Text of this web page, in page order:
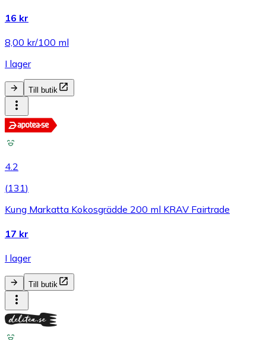
16 kr
8,00 kr/100 ml
I lager
Till butik
4.2
(131)
Kung Markatta Kokosgrädde 200 ml KRAV Fairtrade
17 kr
I lager
Till butik